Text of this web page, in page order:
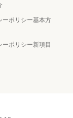
ーポリシー基本方
ーポリシー新項目